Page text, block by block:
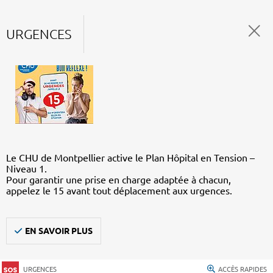
URGENCES
Le CHU de Montpellier active le Plan Hôpital en Tension –
Niveau 1.
Pour garantir une prise en charge adaptée à chacun,
appelez le 15 avant tout déplacement aux urgences.
EN SAVOIR PLUS
URGENCES ACCÈS RAPIDES